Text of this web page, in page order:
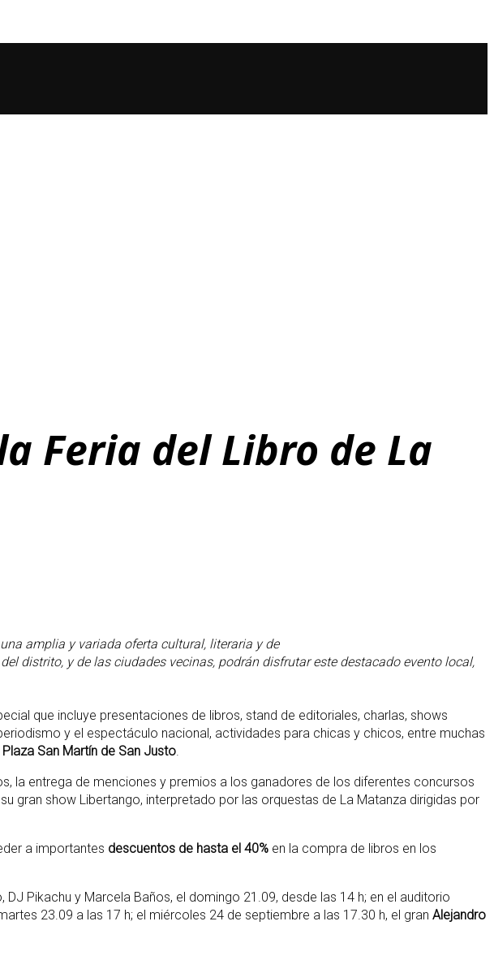
Feria del Libro de La
amplia y variada oferta cultural, literaria y de
distrito, y de las ciudades vecinas, podrán disfrutar este destacado evento local,
que incluye presentaciones de libros, stand de editoriales, charlas, shows
y el espectáculo nacional, actividades para chicas y chicos, entre muchas
Plaza San Martín de San Justo.
la entrega de menciones y premios a los ganadores de los diferentes concursos
gran show Libertango, interpretado por las orquestas de La Matanza dirigidas por
a importantes descuentos de hasta el 40% en la compra de libros en los
DJ Pikachu y Marcela Baños, el domingo 21.09, desde las 14 h; en el auditorio
23.09 a las 17 h; el miércoles 24 de septiembre a las 17.30 h, el gran Alejandro